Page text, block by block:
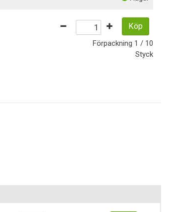
Köp
Förpackning 1 / 10
Styck